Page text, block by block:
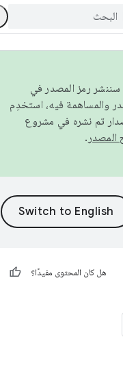
سننشر رمز المصدر في
تم نشره في مشروع
.
هل كان المحتوى مفيدًا؟